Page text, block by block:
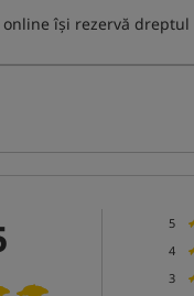
își rezervă
5
4
3